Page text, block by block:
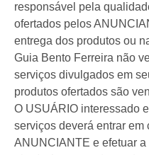
responsável pela
ofertados pelos
entrega dos produtos ou
Guia Bento Ferreira não
serviços divulgados em
produtos ofertados são
O USUÁRIO interessado
serviços deverá entrar em
ANUNCIANTE e efetuar